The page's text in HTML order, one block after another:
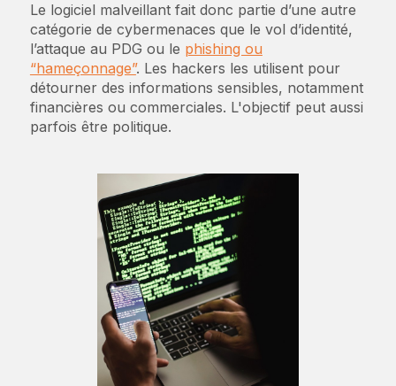
Le logiciel malveillant fait donc partie d’une autre
catégorie de cybermenaces que le vol d’identité,
l’attaque au PDG ou le phishing ou
“hameçonnage”. Les hackers les utilisent pour
détourner des informations sensibles, notamment
financières ou commerciales. L'objectif peut aussi
parfois être politique.